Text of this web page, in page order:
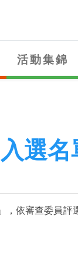
活動集錦
選名
依審查委員評